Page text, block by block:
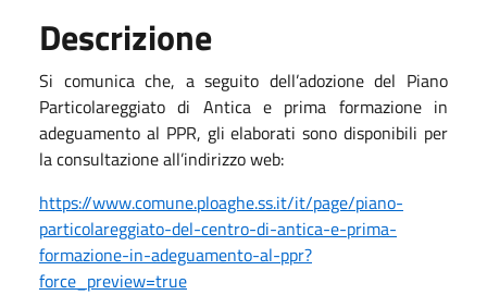
Descrizione
Si comunica che, a seguito dell’adozione del Piano
Particolareggiato di Antica e prima formazione in
adeguamento al PPR, gli elaborati sono disponibili per
la consultazione all’indirizzo web:
https://www.comune.ploaghe.ss.it/it/page/piano-
particolareggiato-del-centro-di-antica-e-prima-
formazione-in-adeguamento-al-ppr?
force_preview=true